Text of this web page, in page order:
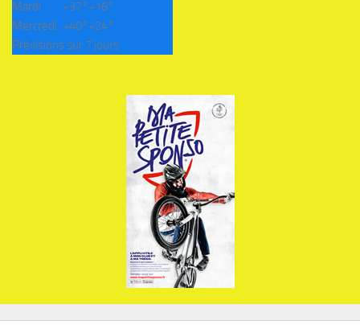
Mardi
+37°+16°
Mercredi +40°+24°
Prévisions sur 7 jours